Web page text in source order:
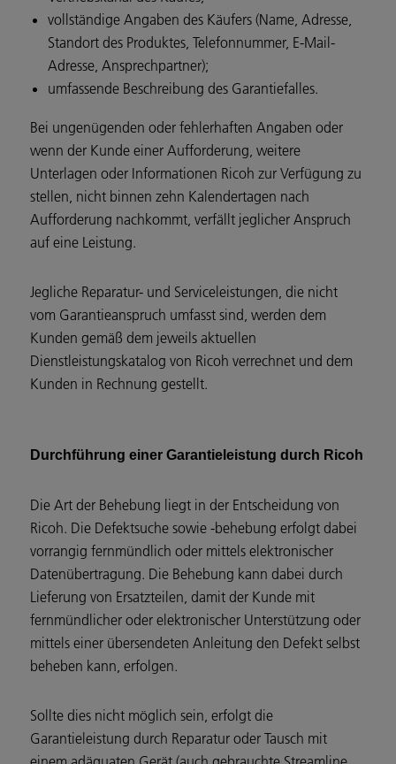
vollständige Angaben des Käufers (Name, Adresse,
Standort des Produktes, Telefonnummer, E-Mail-
Adresse, Ansprechpartner);
umfassende Beschreibung des Garantiefalles.
Bei ungenügenden oder fehlerhaften Angaben oder
wenn der Kunde einer Aufforderung, weitere
Unterlagen oder Informationen Ricoh zur Verfügung zu
stellen, nicht binnen zehn Kalendertagen nach
Aufforderung nachkommt, verfällt jeglicher Anspruch
auf eine Leistung.
Jegliche Reparatur- und Serviceleistungen, die nicht
vom Garantieanspruch umfasst sind, werden dem
Kunden gemäß dem jeweils aktuellen
Dienstleistungskatalog von Ricoh verrechnet und dem
Kunden in Rechnung gestellt.
Durchführung einer Garantieleistung durch Ricoh
Die Art der Behebung liegt in der Entscheidung von
Ricoh. Die Defektsuche sowie -behebung erfolgt dabei
vorrangig fernmündlich oder mittels elektronischer
Datenübertragung. Die Behebung kann dabei durch
Lieferung von Ersatzteilen, damit der Kunde mit
fernmündlicher oder elektronischer Unterstützung oder
mittels einer übersendeten Anleitung den Defekt selbst
beheben kann, erfolgen.
Sollte dies nicht möglich sein, erfolgt die
Garantieleistung durch Reparatur oder Tausch mit